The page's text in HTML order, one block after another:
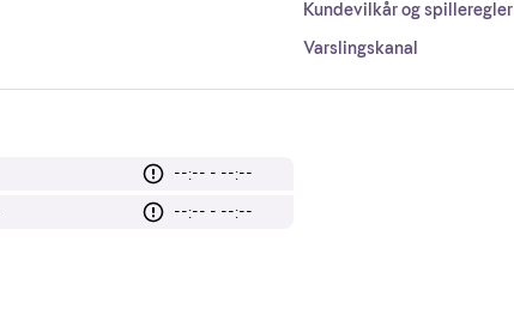
Kundevilkår og spilleregler
Varslingskanal
--:-- - --:--
--:-- - --:--